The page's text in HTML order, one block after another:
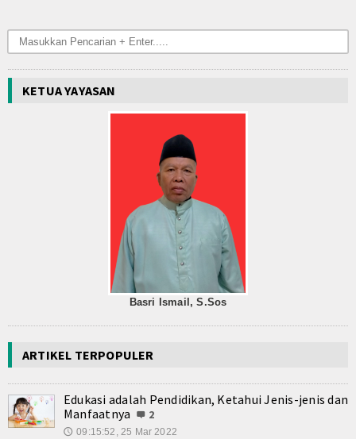
KETUA YAYASAN
Basri Ismail, S.Sos
ARTIKEL TERPOPULER
Edukasi adalah Pendidikan, Ketahui Jenis-jenis dan
Manfaatnya
2
🕔 09:15:52, 25 Mar 2022